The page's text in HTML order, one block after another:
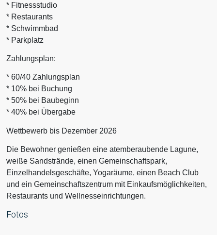
* Fitnessstudio
* Restaurants
* Schwimmbad
* Parkplatz
Zahlungsplan:
* 60/40 Zahlungsplan
* 10% bei Buchung
* 50% bei Baubeginn
* 40% bei Übergabe
Wettbewerb bis Dezember 2026
Die Bewohner genießen eine atemberaubende Lagune,
weiße Sandstrände, einen Gemeinschaftspark,
Einzelhandelsgeschäfte, Yogaräume, einen Beach Club
und ein Gemeinschaftszentrum mit Einkaufsmöglichkeiten,
Restaurants und Wellnesseinrichtungen.
Fotos